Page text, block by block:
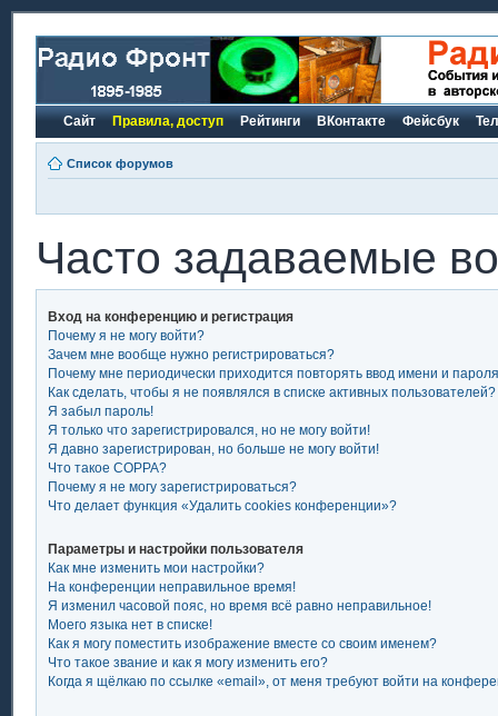
Сайт Правила, доступ Рейтинги ВКонтакте Фейсбук
Список форумов
Часто задаваемые
Вход на конференцию и регистрация
Почему я не могу войти?
Зачем мне вообще нужно регистрироваться?
Почему мне периодически приходится повторять ввод имени и
Как сделать, чтобы я не появлялся в списке активных пользователей?
Я забыл пароль!
Я только что зарегистрировался, но не могу войти!
Я давно зарегистрирован, но больше не могу войти!
Что такое COPPA?
Почему я не могу зарегистрироваться?
Что делает функция «Удалить cookies конференции»?
Параметры и настройки пользователя
Как мне изменить мои настройки?
На конференции неправильное время!
Я изменил часовой пояс, но время всё равно неправильное!
Моего языка нет в списке!
Как я могу поместить изображение вместе со своим именем?
Что такое звание и как я могу изменить его?
Когда я щёлкаю по ссылке «email», от меня требуют войти на